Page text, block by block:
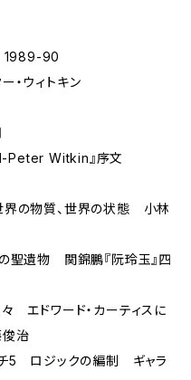
1989-90
ウィトキン
Witkin』序文
の物質、世界の状態 小林
聖遺物 関錦鵬『阮玲玉』四
エドワード・カーティスに
俊治
チ5 ロジックの編制 ギャラ